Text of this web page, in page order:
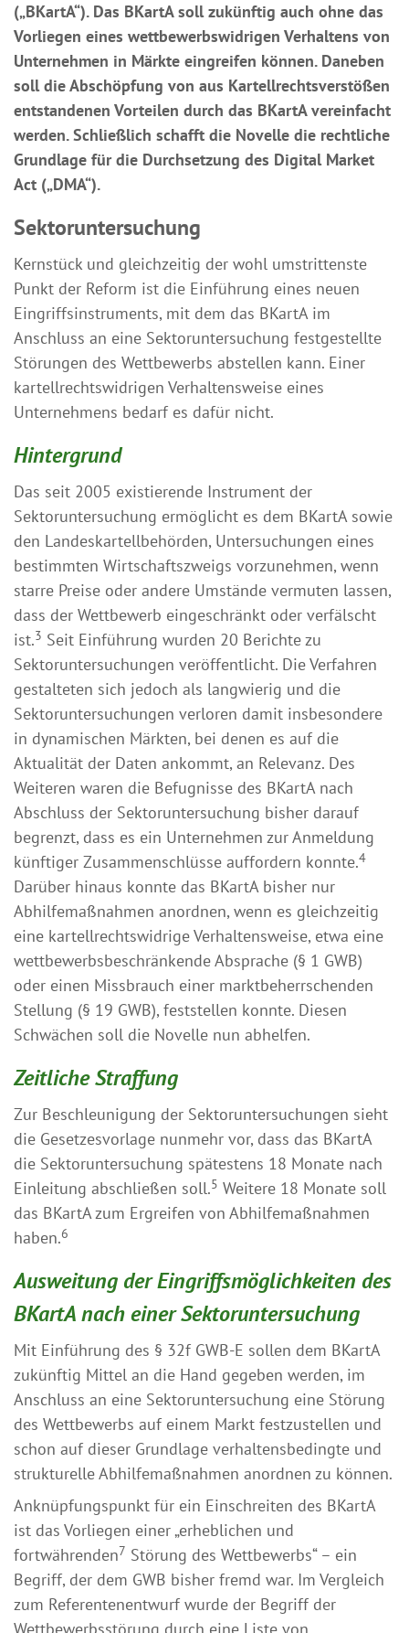
(„BKartA“). Das BKartA soll zukünftig auch ohne das
Vorliegen eines wettbewerbswidrigen Verhaltens von
Unternehmen in Märkte eingreifen können. Daneben
soll die Abschöpfung von aus Kartellrechtsverstößen
entstandenen Vorteilen durch das BKartA vereinfacht
werden. Schließlich schafft die Novelle die rechtliche
Grundlage für die Durchsetzung des Digital Market
Act („DMA“).
Sektoruntersuchung
Kernstück und gleichzeitig der wohl umstrittenste
Punkt der Reform ist die Einführung eines neuen
Eingriffsinstruments, mit dem das BKartA im
Anschluss an eine Sektoruntersuchung festgestellte
Störungen des Wettbewerbs abstellen kann. Einer
kartellrechtswidrigen Verhaltensweise eines
Unternehmens bedarf es dafür nicht.
Hintergrund
Das seit 2005 existierende Instrument der
Sektoruntersuchung ermöglicht es dem BKartA sowie
den Landeskartellbehörden, Untersuchungen eines
bestimmten Wirtschaftszweigs vorzunehmen, wenn
starre Preise oder andere Umstände vermuten lassen,
dass der Wettbewerb eingeschränkt oder verfälscht
ist.3 Seit Einführung wurden 20 Berichte zu
Sektoruntersuchungen veröffentlicht. Die Verfahren
gestalteten sich jedoch als langwierig und die
Sektoruntersuchungen verloren damit insbesondere
in dynamischen Märkten, bei denen es auf die
Aktualität der Daten ankommt, an Relevanz. Des
Weiteren waren die Befugnisse des BKartA nach
Abschluss der Sektoruntersuchung bisher darauf
begrenzt, dass es ein Unternehmen zur Anmeldung
künftiger Zusammenschlüsse auffordern konnte.4
Darüber hinaus konnte das BKartA bisher nur
Abhilfemaßnahmen anordnen, wenn es gleichzeitig
eine kartellrechtswidrige Verhaltensweise, etwa eine
wettbewerbsbeschränkende Absprache (§ 1 GWB)
oder einen Missbrauch einer marktbeherrschenden
Stellung (§ 19 GWB), feststellen konnte. Diesen
Schwächen soll die Novelle nun abhelfen.
Zeitliche Straffung
Zur Beschleunigung der Sektoruntersuchungen sieht
die Gesetzesvorlage nunmehr vor, dass das BKartA
die Sektoruntersuchung spätestens 18 Monate nach
Einleitung abschließen soll.5 Weitere 18 Monate soll
das BKartA zum Ergreifen von Abhilfemaßnahmen
haben.6
Ausweitung der Eingriffsmöglichkeiten des
BKartA nach einer Sektoruntersuchung
Mit Einführung des § 32f GWB-E sollen dem BKartA
zukünftig Mittel an die Hand gegeben werden, im
Anschluss an eine Sektoruntersuchung eine Störung
des Wettbewerbs auf einem Markt festzustellen und
schon auf dieser Grundlage verhaltensbedingte und
strukturelle Abhilfemaßnahmen anordnen zu können.
Anknüpfungspunkt für ein Einschreiten des BKartA
ist das Vorliegen einer „erheblichen und
fortwährenden7 Störung des Wettbewerbs“ – ein
Begriff, der dem GWB bisher fremd war. Im Vergleich
zum Referentenentwurf wurde der Begriff der